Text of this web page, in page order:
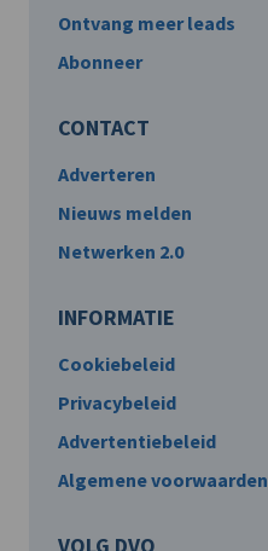
Ontvang meer leads
Abonneer
CONTACT
Adverteren
Nieuws melden
Netwerken 2.0
INFORMATIE
Cookiebeleid
Privacybeleid
Advertentiebeleid
Algemene voorwaarden